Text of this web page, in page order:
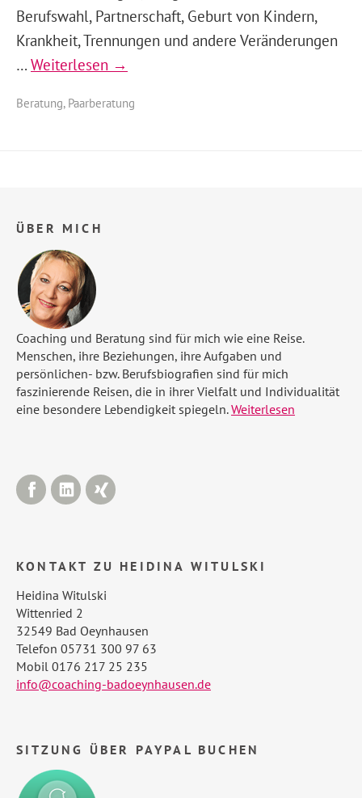
Berufswahl, Partnerschaft, Geburt von Kindern,
Krankheit, Trennungen und andere Veränderungen
… Weiterlesen →
Beratung, Paarberatung
ÜBER MICH
Coaching und Beratung sind für mich wie eine Reise.
Menschen, ihre Beziehungen, ihre Aufgaben und
persönlichen- bzw. Berufsbiografien sind für mich
faszinierende Reisen, die in ihrer Vielfalt und Individualität
eine besondere Lebendigkeit spiegeln.Weiterlesen
FacebookLinkedIn
KONTAKT ZU HEIDINA WITULSKI
Heidina Witulski
Wittenried 2
32549 Bad Oeynhausen
Telefon 05731 300 97 63
Mobil 0176 217 25 235
info@coaching-badoeynhausen.de
SITZUNG ÜBER PAYPAL BUCHEN